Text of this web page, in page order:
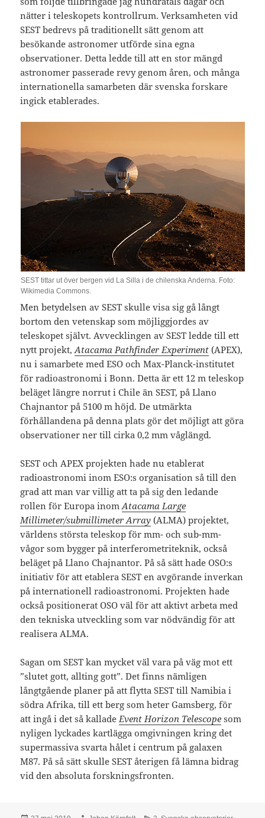
nätter i teleskopets kontrollrum. Verksamheten vid
SEST bedrevs på traditionellt sätt genom att
besökande astronomer utförde sina egna
observationer. Detta ledde till att en stor mängd
astronomer passerade revy genom åren, och många
internationella samarbeten där svenska forskare
ingick etablerades.
SEST tittar ut över bergen vid La Silla i de chilenska Anderna. Foto:
Wikimedia Commons.
Men betydelsen av SEST skulle visa sig gå långt
bortom den vetenskap som möjliggjordes av
teleskopet självt. Avvecklingen av SEST ledde till ett
nytt projekt,Atacama Pathfinder Experiment (APEX),
nu i samarbete med ESO och Max-Planck-institutet
för radioastronomi i Bonn. Detta är ett 12 m teleskop
beläget längre norrut i Chile än SEST, på Llano
Chajnantor på 5100 m höjd. De utmärkta
förhållandena på denna plats gör det möjligt att göra
observationer ner till cirka 0,2 mm våglängd.
SEST och APEX projekten hade nu etablerat
radioastronomi inom ESO:s organisation så till den
grad att man var villig att ta på sig den ledande
rollen för Europa inomAtacama Large
Millimeter/submillimeter Array (ALMA) projektet,
världens största teleskop för mm- och sub-mm-
vågor som bygger på interferometriteknik, också
beläget på Llano Chajnantor. På så sätt hade OSO:s
initiativ för att etablera SEST en avgörande inverkan
på internationell radioastronomi. Projekten hade
också positionerat OSO väl för att aktivt arbeta med
den tekniska utveckling som var nödvändig för att
realisera ALMA.
Sagan om SEST kan mycket väl vara på väg mot ett
”slutet gott, allting gott”. Det finns nämligen
långtgående planer på att flytta SEST till Namibia i
södra Afrika, till ett berg som heter Gamsberg, för
att ingå i det så kalladeEvent Horizon Telescope som
nyligen lyckades kartlägga omgivningen kring det
supermassiva svarta hålet i centrum på galaxen
M87. På så sätt skulle SEST återigen få lämna bidrag
vid den absoluta forskningsfronten.